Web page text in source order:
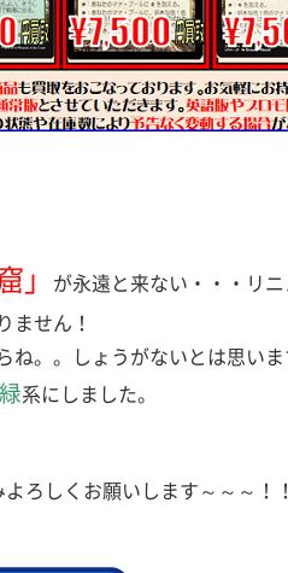
」
が永遠と来ない・・・リ
ません！
ね。。しょうがないとは思い
緑系にしました。
ろしくお願いします～～～！！